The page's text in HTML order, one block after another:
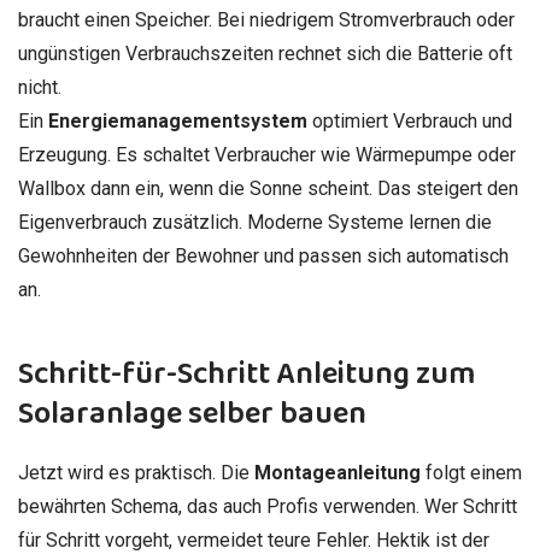
braucht einen Speicher. Bei niedrigem Stromverbrauch oder
ungünstigen Verbrauchszeiten rechnet sich die Batterie oft
nicht.
Ein Energiemanagementsystem optimiert Verbrauch und
Erzeugung. Es schaltet Verbraucher wie Wärmepumpe oder
Wallbox dann ein, wenn die Sonne scheint. Das steigert den
Eigenverbrauch zusätzlich. Moderne Systeme lernen die
Gewohnheiten der Bewohner und passen sich automatisch
an.
Schritt-für-Schritt Anleitung zum
Solaranlage selber bauen
Jetzt wird es praktisch. Die Montageanleitung folgt einem
bewährten Schema, das auch Profis verwenden. Wer Schritt
für Schritt vorgeht, vermeidet teure Fehler. Hektik ist der